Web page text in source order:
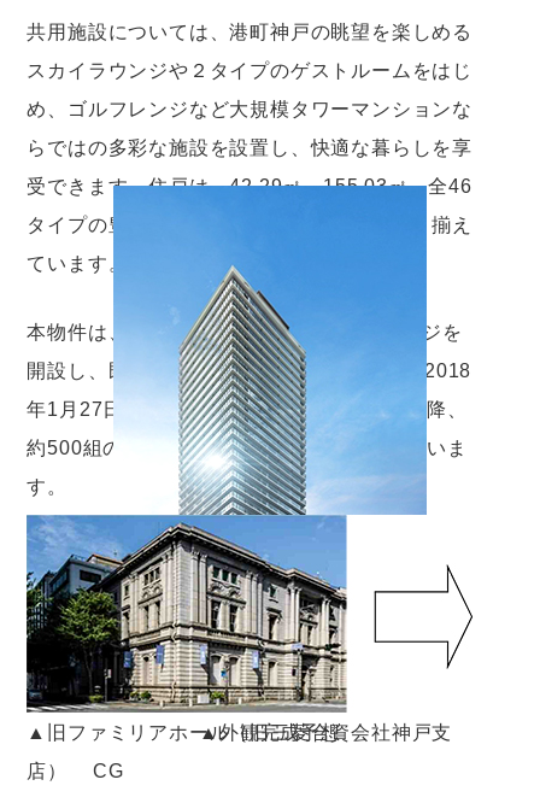
▲外観完成予想
CG
共用施設については、港町神戸の眺望を楽しめる
スカイラウンジや２タイプのゲストルームをはじ
め、ゴルフレンジなど大規模タワーマンションな
らではの多彩な施設を設置し、快適な暮らしを享
受できます。住戸は、42.29㎡～155.03㎡、全46
タイプの豊富なプランバリエーションを取り揃え
ています。
本物件は、2017年6月6日に物件ホームページを
開設し、既に約2,700件のお問い合わせと、2018
年1月27日のモデルルーム事前案内会開始以降、
約500組のご来場と、高い関心をいただいていま
す。
▲旧ファミリアホール（旧三菱合資会社神戸支
店）